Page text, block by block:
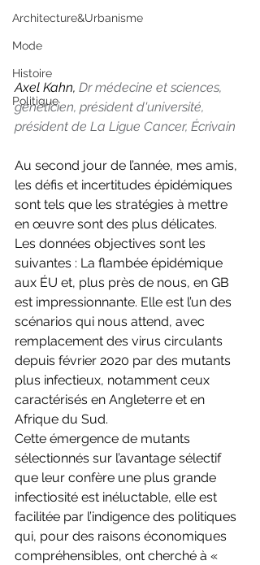
Architecture&Urbanisme
Mode
Histoire
Politique
Axel Kahn, Dr médecine et sciences,
généticien, président d'université,
président de La Ligue Cancer, Écrivain
Au second jour de l’année, mes amis,
les défis et incertitudes épidémiques
sont tels que les stratégies à mettre
en œuvre sont des plus délicates.
Les données objectives sont les
suivantes : La flambée épidémique
aux ÉU et, plus près de nous, en GB
est impressionnante. Elle est l’un des
scénarios qui nous attend, avec
remplacement des virus circulants
depuis février 2020 par des mutants
plus infectieux, notamment ceux
caractérisés en Angleterre et en
Afrique du Sud.
Cette émergence de mutants
sélectionnés sur l’avantage sélectif
que leur confère une plus grande
infectiosité est inéluctable, elle est
facilitée par l’indigence des politiques
qui, pour des raisons économiques
compréhensibles, ont cherché à «